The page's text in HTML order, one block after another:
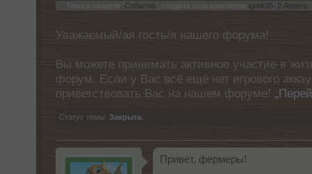
Тема в разделе ' События ', создана пользователем igrek35 2 Апрель
Уважаемый/ая гость/я нашего форума!
Вы можете принимать активное участие в
форум. Если у Вас всё ещё нет игрового
приветствовать Вас на нашем форуме!
Статус темы: Закрыта.
Привет, фермеры!